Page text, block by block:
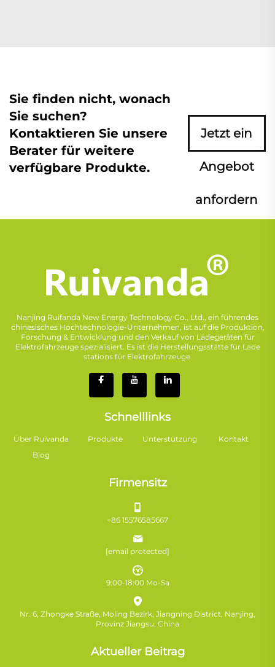
Sie finden nicht, wonach
Sie suchen?
Kontaktieren Sie unsere
Berater für weitere
verfügbare Produkte.
Jetzt ein
Angebot
anfordern
Nanjing Ruifanda New Energy Technology Co., Ltd., ein führendes
chinesisches Hochtechnologie-Unternehmen, ist auf die Produktion,
Forschung & Entwicklung und den Verkauf von Ladegeräten für
Elektrofahrzeuge spezialisiert. Es ist die Herstellungsstätte für Lade
stations für Elektrofahrzeuge.
Schnelllinks
Über Ruivanda Produkte Unterstützung
Kontakt
Blog
Firmensitz
+86 15576585667
[email protected]
9:00-18:00 Mo-Sa
Nr. 6, Zhongke Straße, Moling Bezirk, Jiangning District, Nanjing,
Provinz Jiangsu, China
Aktueller Beitrag